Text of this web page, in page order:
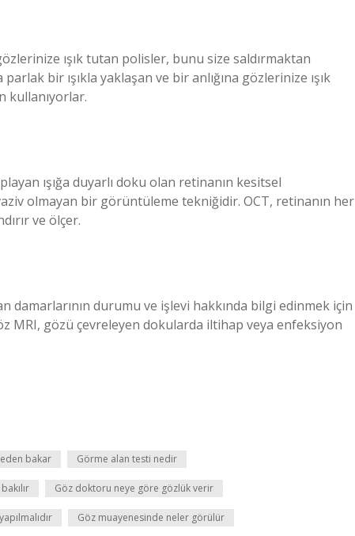
ışık tutan polisler, bunu size saldırmaktan
bir ışıkla yaklaşan ve bir anlığına gözlerinize ışık
kullanıyorlar.
ışığa duyarlı doku olan retinanın kesitsel
olmayan bir görüntüleme tekniğidir. OCT, retinanın her
ve ölçer.
durumu ve işlevi hakkında bilgi edinmek için
MRI, gözü çevreleyen dokularda iltihap veya enfeksiyon
bakar Görme alan testi nedir
Göz doktoru neye göre gözlük verir
Göz muayenesinde neler görülür